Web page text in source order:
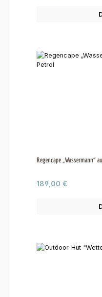
Regencape „Wassermann“
Regulärer Preis:
189,00 €